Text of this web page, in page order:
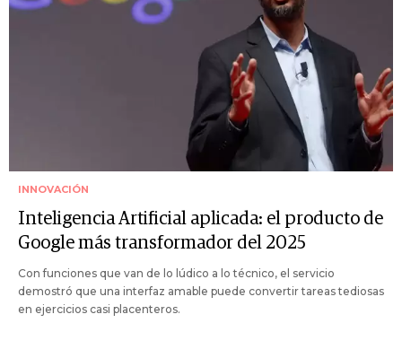
INNOVACIÓN
Inteligencia Artificial aplicada: el producto de
Google más transformador del 2025
Con funciones que van de lo lúdico a lo técnico, el servicio
demostró que una interfaz amable puede convertir tareas tediosas
en ejercicios casi placenteros.